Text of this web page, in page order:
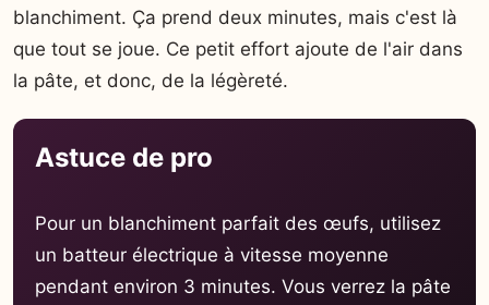
blanchiment. Ça prend deux minutes, mais c'est là
que tout se joue. Ce petit effort ajoute de l'air dans
la pâte, et donc, de la légèreté.
Astuce de pro
Pour un blanchiment parfait des œufs, utilisez
un batteur électrique à vitesse moyenne
pendant environ 3 minutes. Vous verrez la pâte